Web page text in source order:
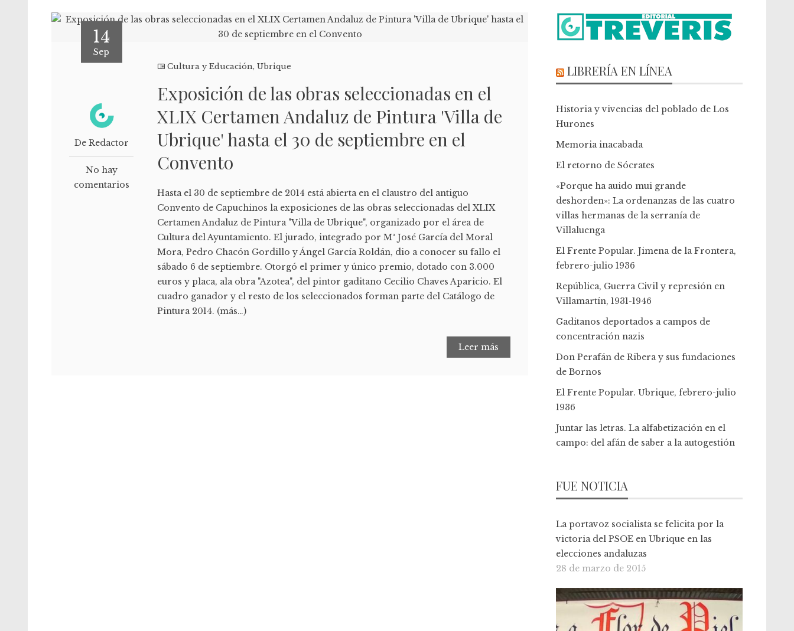
14
Sep
De Redactor
No hay
comentarios
Cultura y Educación,Ubrique
Exposición de las obras seleccionadas en el
XLIX Certamen Andaluz de Pintura 'Villa de
Ubrique' hasta el 30 de septiembre en el
Convento
Hasta el 30 de septiembre de 2014 está abierta en el claustro del antiguo
Convento de Capuchinos la exposiciones de las obras seleccionadas del XLIX
Certamen Andaluz de Pintura "Villa de Ubrique", organizado por el área de
Cultura del Ayuntamiento. El jurado, integrado por Mª José García del Moral
Mora, Pedro Chacón Gordillo y Ángel García Roldán, dio a conocer su fallo el
sábado 6 de septiembre. Otorgó el primer y único premio, dotado con 3.000
euros y placa, ala obra "Azotea", del pintor gaditano Cecilio Chaves Aparicio. El
cuadro ganador y el resto de los seleccionados forman parte del Catálogo de
Pintura 2014. (más…)
Leer más
LIBRERÍA EN LÍNEA
Historia y vivencias del poblado de Los
Hurones
Memoria inacabada
El retorno de Sócrates
«Porque ha auido mui grande
deshorden»: La ordenanzas de las cuatro
villas hermanas de la serranía de
Villaluenga
El Frente Popular. Jimena de la Frontera,
febrero-julio 1936
República, Guerra Civil y represión en
Villamartín, 1931-1946
Gaditanos deportados a campos de
concentración nazis
Don Perafán de Ribera y sus fundaciones
de Bornos
El Frente Popular. Ubrique, febrero-julio
1936
Juntar las letras. La alfabetización en el
campo: del afán de saber a la autogestión
FUE NOTICIA
La portavoz socialista se felicita por la
victoria del PSOE en Ubrique en las
elecciones andaluzas
28 de marzo de 2015